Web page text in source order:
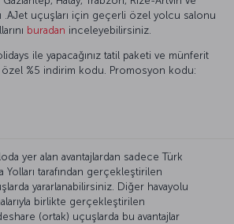
.AJet uçuşları için geçerli özel yolcu salonu
buradan inceleyebilirsiniz.
ile yapacağınız tatil paketi ve münferit
özel %5 indirim kodu. Promosyon kodu:
yer alan avantajlardan sadece Türk
Yolları tarafından gerçekleştirilen
yararlanabilirsiniz. Diğer havayolu
birlikte gerçekleştirilen
(ortak) uçuşlarda bu avantajlar